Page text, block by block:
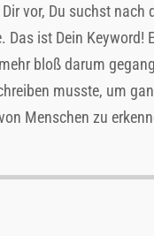
vor, Du suchst
ist Dein
bloß darum
musste, um
Menschen zu